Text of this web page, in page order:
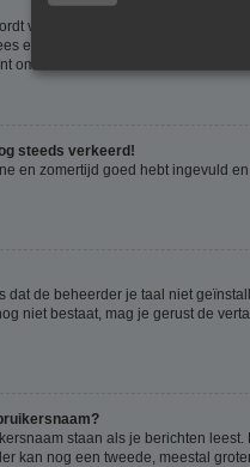
van een andere tijdzone is dan
er bewust van dat het
om dit te doen.
steeds verkeerd!
en zomertijd goed hebt ingevuld
dat de beheerder je taal niet
niet bestaat, mag je gerust de
staan als je berichten
kan nog een tweede, meestal